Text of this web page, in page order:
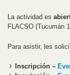
La actividad es
FLACSO (Tucumán
Para asistir, les
Inscripción –